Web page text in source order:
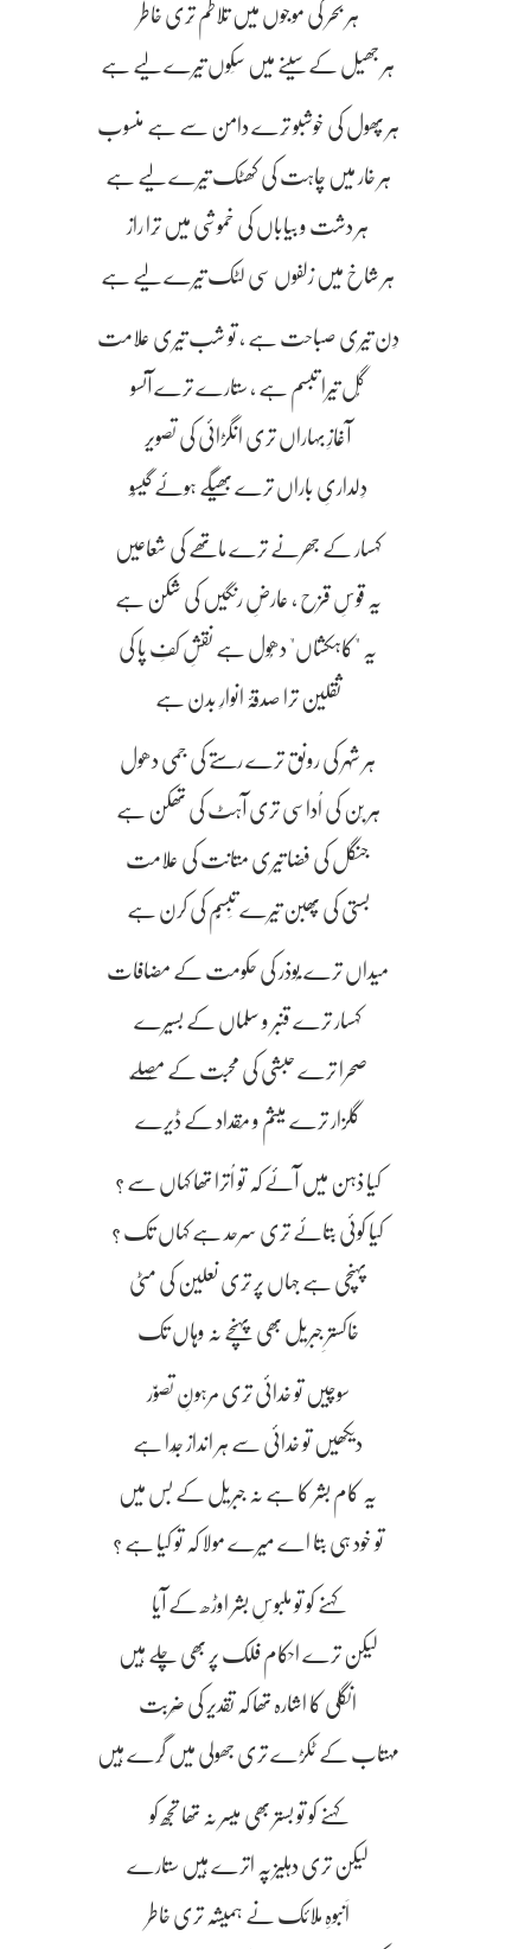
ہر بحر کی موجوں میں تلاطم تِری خاطر
ہر جھیل کے سینے میں سَکوں تیرے لیے ہے
ہر پھول کی خوشبو تِرے دامن سے ہے منسوب
ہر خار میں چاہت کی کھٹک تیرے لیے ہے
ہر دشت و بیاباں کی خموشی میں تِرا راز
ہر شاخ میں زلفوں سی لٹک تیرے لیے ہے
دِن تیری صباحت ہے ، تو شب تیری علامت
گُل تیرا تبسم ہے ، ستارے ترے آنسو
آغازِ بہاراں تری انگڑائی کی تصویر
دِلداریِ باراں ترے بھیگے ہوئے گیسُو
کہسار کے جھرنے ترے ماتھے کی شعاعیں
یہ قوسِ قزح ، عارضِ رنگیں کی شکن ہے
یہ "کاہکشاں" دھُول ہے نقشِ کفِ پا کی
ثقلین ترا صدقۂ انوارِ بدن ہے
ہر شہر کی رونق ترے رستے کی جمی دھول
ہر بَن کی اُداسی تری آہٹ کی تھکن ہے
جنگل کی فضا تیری متانت کی علامت
بستی کی پھبن تیرے تَبسُّم کی کرن ہے
میداں ترے بُوذر کی حکومت کے مضافات
کہسار ترے قنبر و سلماں کے بسیرے
صحرا ترے حبشی کی محبت کے مُصلّے
گلزار ترے میثم و مِقداد کے ڈیرے
کیا ذہن میں آئے کہ تو اُترا تھا کہاں سے ؟
کیا کوئی بتائے تِری سرحد ہے کہاں تک ؟
پہنچی ہے جہاں پر تِری نعلین کی مٹی
خاکسترِ جبریل بھی پہنچے نہ وہاں تک
سوچیں تو خدائی تِری مرہونِ تصوّر
دیکھیں تو خدائی سے ہر انداز جُدا ہے
یہ کام بشر کا ہے نہ جبریل کے بس میں
تو خود ہی بتا اے میرے مولا کہ تو کیا ہے ؟
کہنے کو تو ملبوسِ بشر اوڑھ کے آیا
لیکن ترے احکام فلک پر بھی چلے ہیں
انگلی کا اشارہ تھا کہ تقدیر کی ضَربت
مہتاب کے ٹکڑے تری جھولی میں گِرے ہیں
کہنے کو تو بستر بھی میسر نہ تھا تجھ کو
لیکن تری دہلیز پہ اترے ہیں ستارے
اَنبوہِ ملائک نے ہمیشہ تری خاطر